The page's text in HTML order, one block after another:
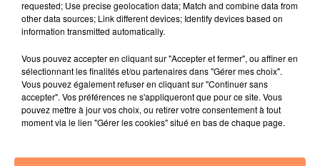
Cité par Var-Matin, des témoins dont le quotidien ne
précise pas s'il s'agit d'élèves ou de collègues du
professeur ont évoqué des "problèmes personnels, des
difficultés" de l'enseignant en question. Les élèves le
décrivent au moment des faits comme étant "agité et
transpirant". Une cellule psychologique a été mise en
place par l'établissement et un professeur remplaçant
l'académie.
requested; Use precise geolocation data; Match and combine data from
other data sources; Link different devices; Identify devices based on
information transmitted automatically.
Vous pouvez accepter en cliquant sur "Accepter et fermer", ou affiner en
sélectionnant les finalités et/ou partenaires dans "Gérer mes choix".
Vous pouvez également refuser en cliquant sur "Continuer sans
accepter". Vos préférences ne s'appliqueront que pour ce site. Vous
pouvez mettre à jour vos choix, ou retirer votre consentement à tout
moment via le lien "Gérer les cookies" situé en bas de chaque page.